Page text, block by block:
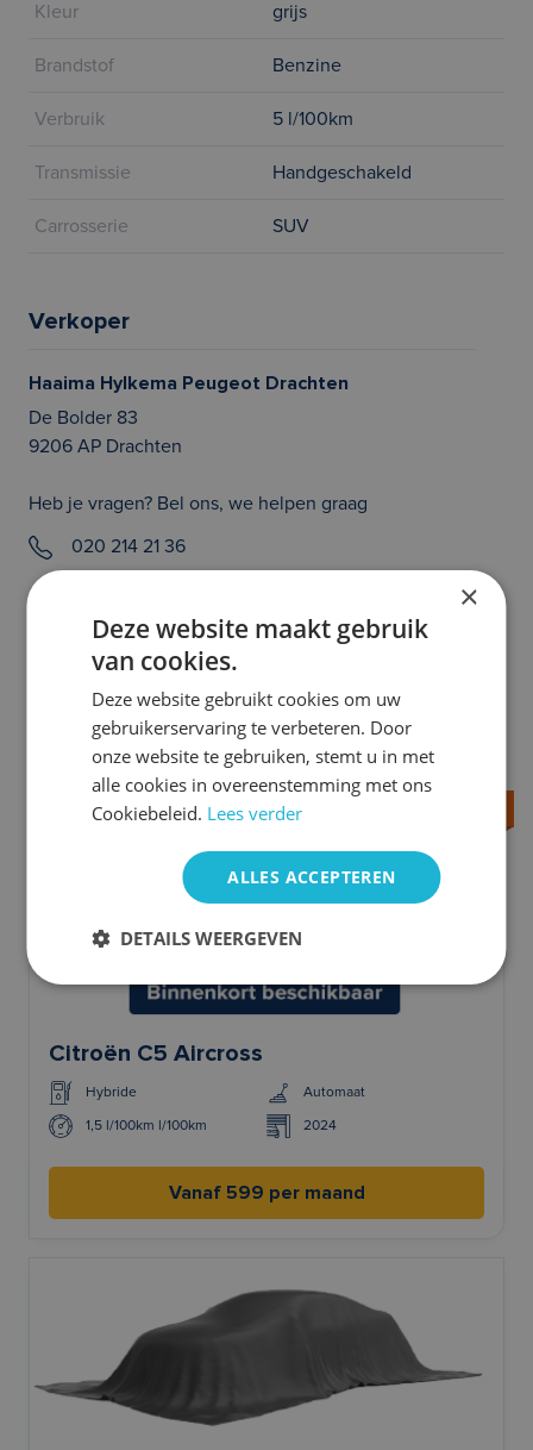
Kleur grijs
Brandstof Benzine
Verbruik 5 l/100km
Transmissie Handgeschakeld
Carrosserie SUV
Verkoper
Haaima Hylkema Peugeot Drachten
De Bolder 83
9206 AP Drachten
Heb je vragen? Bel ons, we helpen graag
020 214 21 36
Prijs en/of zetfouten voorbehouden. Controleer zelf of de uitvoering van
de auto klopt en of alle opties die jouw beslissing tot het aangaan van een
auto abonnement kunnen beïnvloeden aanwezig zijn. Heb je hier vragen
over, neem dan even contact met ons op. We helpen je graag!
Meer Citroën occasions
Citroën C5 Aircross
Hybride Automaat
1,5 l/100km l/100km 2024
Vanaf 599 per maand
×
Deze website maakt gebruik
van cookies.
Deze website gebruikt cookies om uw
gebruikerservaring te verbeteren. Door
onze website te gebruiken, stemt u in met
alle cookies in overeenstemming met ons
Cookiebeleid. Lees verder
ALLES ACCEPTEREN
DETAILS WEERGEVEN